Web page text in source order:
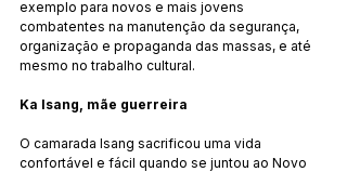
exemplo para novos e mais jovens
combatentes na manutenção da segurança,
organização e propaganda das massas, e até
mesmo no trabalho cultural.
Ka Isang, mãe guerreira
O camarada Isang sacrificou uma vida
confortável e fácil quando se juntou ao Novo